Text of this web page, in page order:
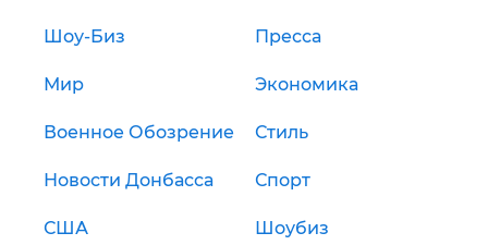
Шоу-Биз Пресса
Мир Экономика
Военное Обозрение Стиль
Новости Донбасса Спорт
США Шоубиз